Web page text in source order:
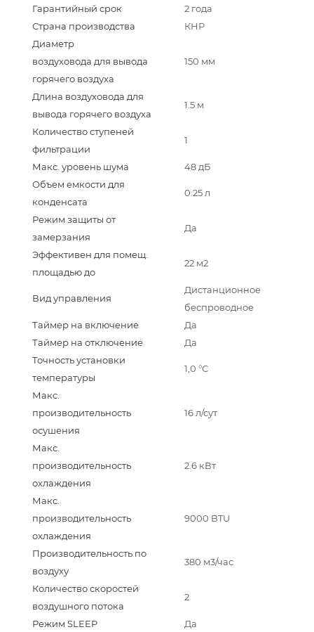
Гарантийный срок
2 года
Страна производства
КНР
Диаметр
воздуховода для вывода
горячего воздуха
150 мм
Длина воздуховода для
вывода горячего воздуха
1.5 м
Количество ступеней
фильтрации
1
Макс. уровень шума
48 дБ
Объем емкости для
конденсата
0.25 л
Режим защиты от
замерзания
Да
Эффективен для помещ.
площадью до
22 м2
Вид управления
Дистанционное
беспроводное
Таймер на включение
Да
Таймер на отключение
Да
Точность установки
температуры
1,0 °С
Макс.
производительность
осушения
16 л/сут
Макс.
производительность
охлаждения
2.6 кВт
Макс.
производительность
охлаждения
9000 BTU
Производительность по
воздуху
380 м3/час
Количество скоростей
воздушного потока
2
Режим SLEEP
Да